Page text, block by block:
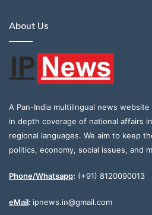
About Us
A Pan-India multilingual news
in depth coverage of national affairs
regional languages. We aim to keep
politics, economy, social issues, and
Phone/Whatsapp: (+91) 8120090013
eMail: ipnews.in@gmail.com